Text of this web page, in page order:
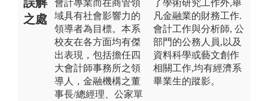
之處
會計專業而在商管領
域具有社會影響力的
領導者為目標。本系
校友在各方面均有傑
出表現，包括擔任四
大會計師事務所之領
導人，金融機構之董
事長/總經理、公家單
了學術研究工作外,舉
凡金融業的財務工作.
會計工作與分析師, 公
部門的公務人員,以及
資料科學或藝文創作
相關工作,均有經濟系
畢業生的蹤影。